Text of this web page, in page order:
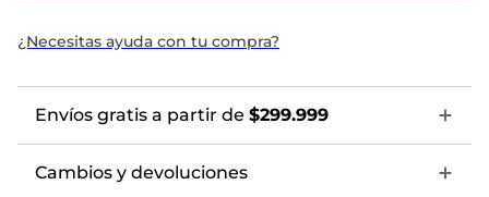
¿Necesitas ayuda con tu compra?
Envíos gratis a partir de $299.999
Cambios y devoluciones